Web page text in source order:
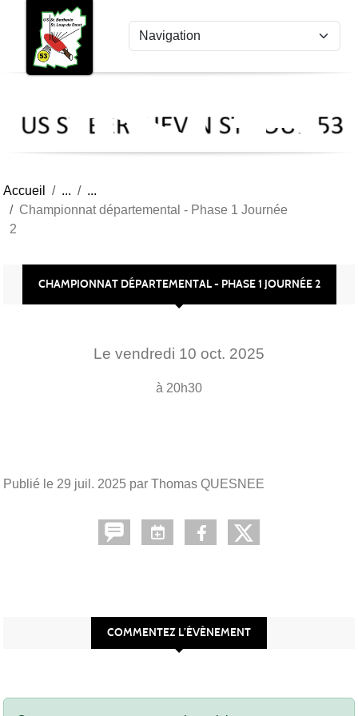
US
St
53
Accueil
Championnat départemental - Phase 1 Journée
2
CHAMPIONNAT DÉPARTEMENTAL - PHASE 1 JOURNÉE 2
Le vendredi 10 oct. 2025
à 20h30
Publié le 29 juil. 2025 par Thomas QUESNEE
COMMENTEZ L’ÉVÈNEMENT
Panneau de gestion des cookies